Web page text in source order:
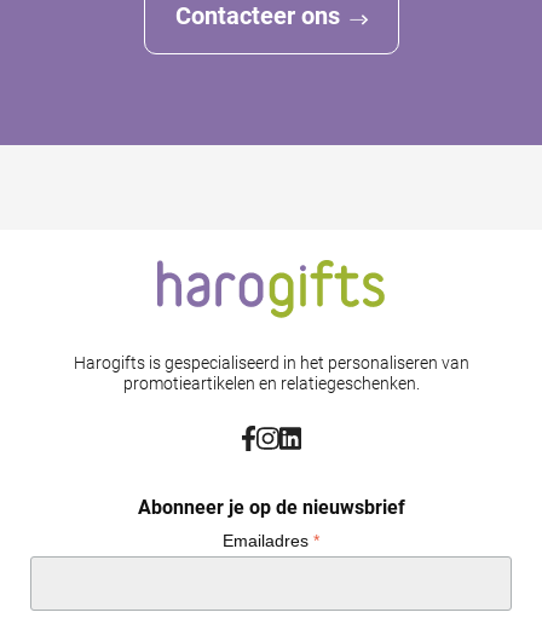
Contacteer ons
Harogifts is gespecialiseerd in het personaliseren van
promotieartikelen en relatiegeschenken.
Abonneer je op de nieuwsbrief
Emailadres *